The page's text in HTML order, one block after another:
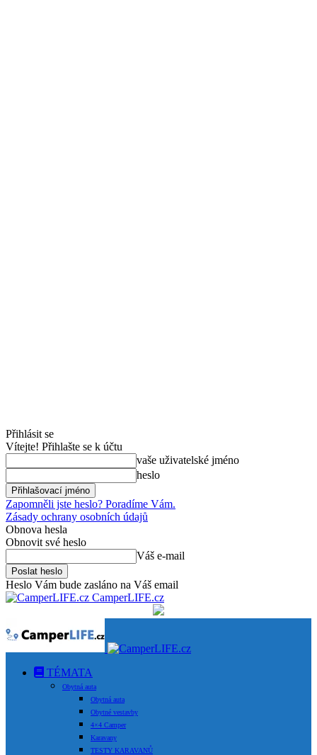
Přihlásit se
Vítejte! Přihlašte se k účtu
vaše uživatelské jméno
heslo
Zapomněli jste heslo? Poradíme Vám.
Zásady ochrany osobních údajů
Obnova hesla
Obnovit své heslo
Váš e-mail
Heslo Vám bude zasláno na Váš email
CamperLIFE.cz
TÉMATA
Obytná auta
Obytná auta
Obytné vestavby
4×4 Camper
Karavany
TESTY KARAVANŮ